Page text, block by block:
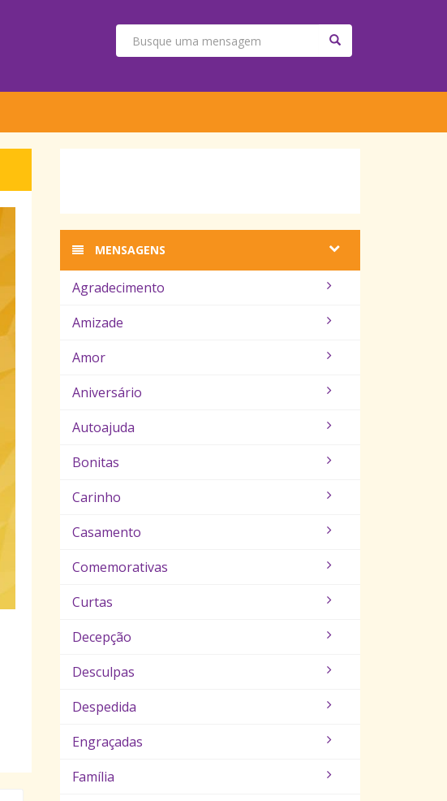
MENSAGENS
Agradecimento
Amizade
Amor
Aniversário
Autoajuda
Bonitas
Carinho
Casamento
Comemorativas
Curtas
Decepção
Desculpas
Despedida
Engraçadas
Família